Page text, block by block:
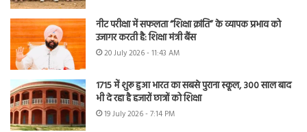
नीट परीक्षा में सफलता “शिक्षा क्रांति” के व्यापक प्रभाव को
उजागर करती है: शिक्षा मंत्री बैंस
20 July 2026 - 11:43 AM
1715 में शुरू हुआ भारत का सबसे पुराना स्कूल, 300 साल बाद
भी दे रहा है हजारों छात्रों को शिक्षा
19 July 2026 - 7:14 PM